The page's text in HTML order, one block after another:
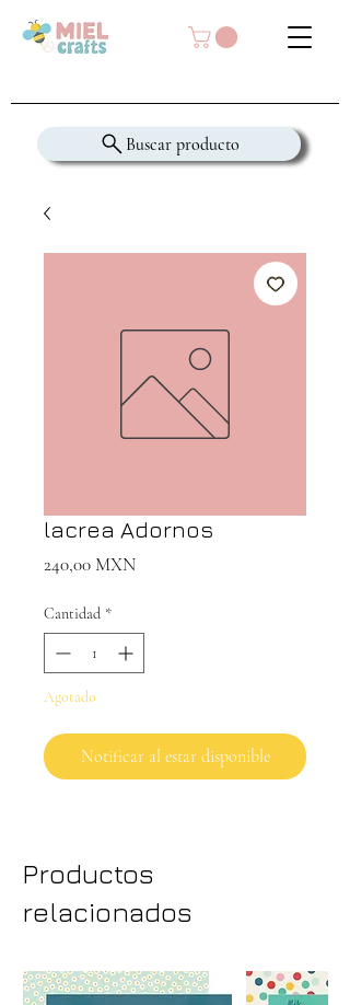
Buscar producto
lacrea Adornos
240,00 MXNPrecio
Cantidad *
Agotado
Notificar al estar disponible
Productos
relacionados